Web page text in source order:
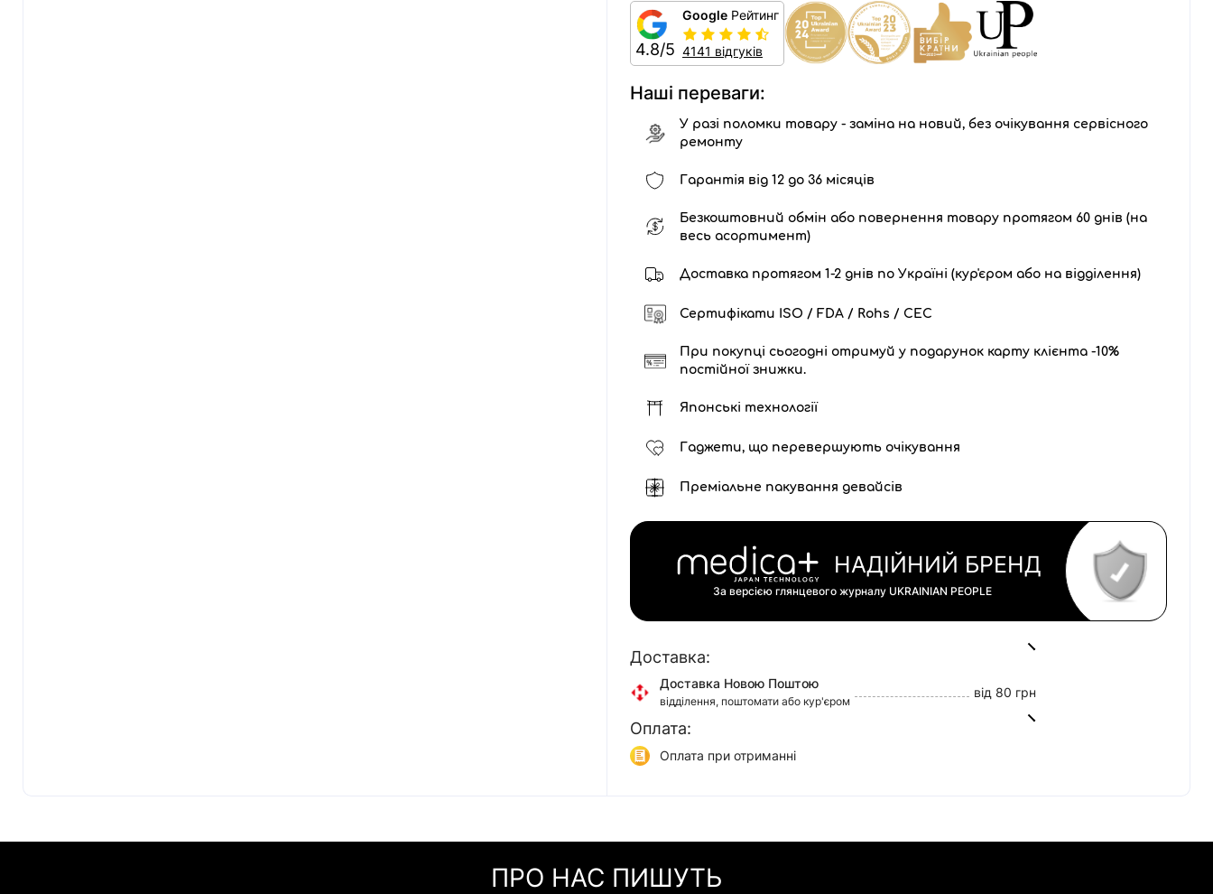
4.8/5
Google Рейтинг
4141 відгуків
Наші переваги:
У разі поломки товару - заміна на новий, без очікування сервісного
ремонту
Гарантія від 12 до 36 місяців
Безкоштовний обмін або повернення товару протягом 60 днів (на
весь асортимент)
Доставка протягом 1-2 днів по Україні (кур'єром або на відділення)
Сертифікати ISO / FDA / Rohs / CEC
При покупці сьогодні отримуй у подарунок карту клієнта -10%
постійної знижки.
Японські технології
Гаджети, що перевершують очікування
Преміальне пакування девайсів
НАДІЙНИЙ БРЕНД
За версією глянцевого журналу UKRAINIAN PEOPLE
Доставка:
Доставка Новою Поштою
відділення, поштомати або кур'єром
від 80 грн
Доставка Укр Поштою
Оплата:
Оплата при отриманні
Миттєва розстрочка (Приват Банк)
Покупка частинами (Моно Банк)
ПРО НАС ПИШУТЬ